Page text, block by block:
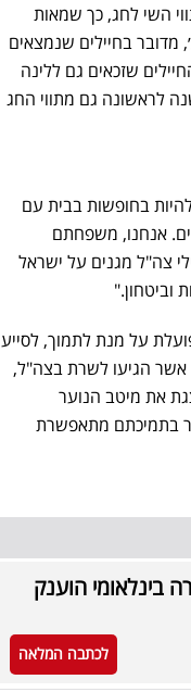
השי לחג, כך שמאות
מדובר בחיילים שנמצאים
שזכאים גם ללינה
לראשונה גם מתווי החג
בחופשות בבית עם
אנחנו, משפחתם
צה"ל מגנים על ישראל
וביטחון."
על מנת לתמוך, לסייע
אשר הגיעו לשרת בצה"ל,
את מיטב הנוער
בתמיכתם מתאפשרת
בינלאומי הוענק
לכתבה המלאה